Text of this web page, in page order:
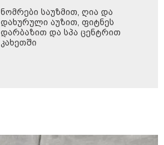
ნომრები საუზმით, ღია და
დახურული აუზით, ფიტნეს
დარბაზით და სპა ცენტრით
კახეთში